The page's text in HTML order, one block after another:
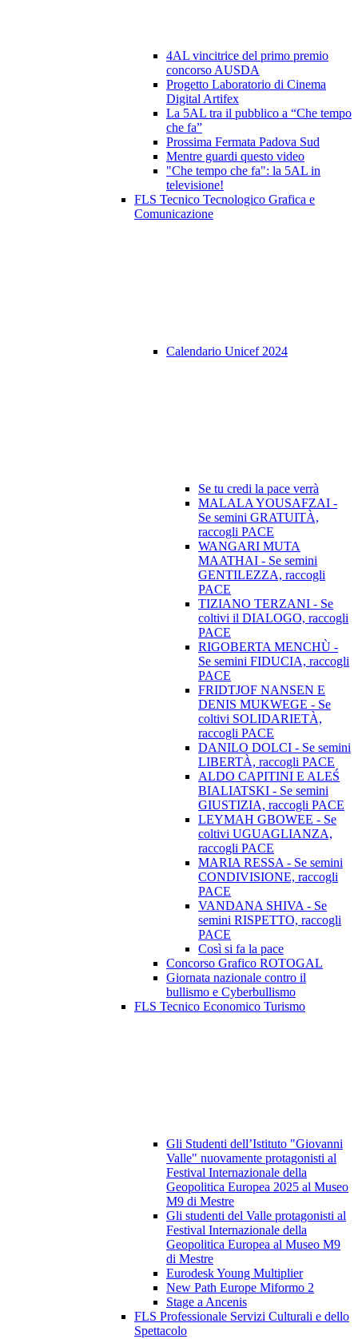
4AL vincitrice del primo premio
concorso AUSDA
Progetto Laboratorio di Cinema
Digital Artifex
La 5AL tra il pubblico a “Che tempo
che fa”
Prossima Fermata Padova Sud
Mentre guardi questo video
"Che tempo che fa": la 5AL in
televisione!
FLS Tecnico Tecnologico Grafica e
Comunicazione
Calendario Unicef 2024
Se tu credi la pace verrà
MALALA YOUSAFZAI -
Se semini GRATUITÀ,
raccogli PACE
WANGARI MUTA
MAATHAI - Se semini
GENTILEZZA, raccogli
PACE
TIZIANO TERZANI - Se
coltivi il DIALOGO, raccogli
PACE
RIGOBERTA MENCHÙ -
Se semini FIDUCIA, raccogli
PACE
FRIDTJOF NANSEN E
DENIS MUKWEGE - Se
coltivi SOLIDARIETÀ,
raccogli PACE
DANILO DOLCI - Se semini
LIBERTÀ, raccogli PACE
ALDO CAPITINI E ALEŚ
BIALIATSKI - Se semini
GIUSTIZIA, raccogli PACE
LEYMAH GBOWEE - Se
coltivi UGUAGLIANZA,
raccogli PACE
MARIA RESSA - Se semini
CONDIVISIONE, raccogli
PACE
VANDANA SHIVA - Se
semini RISPETTO, raccogli
PACE
Così si fa la pace
Concorso Grafico ROTOGAL
Giornata nazionale contro il
bullismo e Cyberbullismo
FLS Tecnico Economico Turismo
Gli Studenti dell’Istituto "Giovanni
Valle" nuovamente protagonisti al
Festival Internazionale della
Geopolitica Europea 2025 al Museo
M9 di Mestre
Gli studenti del Valle protagonisti al
Festival Internazionale della
Geopolitica Europea al Museo M9
di Mestre
Eurodesk Young Multiplier
New Path Europe Miformo 2
Stage a Ancenis
FLS Professionale Servizi Culturali e dello
Spettacolo